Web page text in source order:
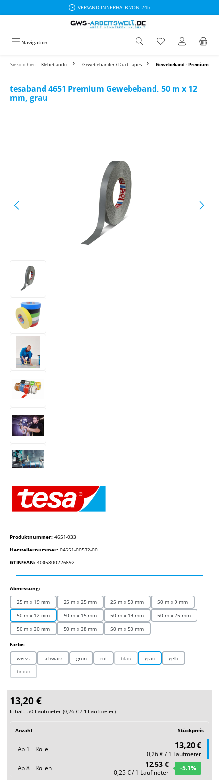
VERSAND INNERHALB VON 24h
Navigation
Sie sind hier: Klebebänder Gewebebänder / Duct-Tapes Gewebeband - Premium
tesaband 4651 Premium Gewebeband, 50 m x 12
mm, grau
Produktnummer: 4651-033
Herstellernummer: 04651-00572-00
GTIN/EAN: 4005800226892
Abmessung:auswählen
25 m x 19 mm 25 m x 25 mm 25 m x 50 mm
50 m x 9 mm
50 m x 12 mm
50 m x 15 mm 50 m x 19 mm
50 m x 25 mm
50 m x 30 mm
50 m x 38 mm 50 m x 50 mm
Farbe:auswählen
weiss schwarz grün rot blau
(Diese Option ist zurzeit nicht verfügbar.)
grau
gelb
braun
(Diese Option ist zurzeit nicht verfügbar.)
13,20 €
Inhalt: 50 Laufmeter (0,26 € / 1 Laufmeter)
Anzahl Stückpreis
Ab 1 Rolle 13,20 €
0,26 € / 1 Laufmeter
Ab8 Rollen 12,53 €
0,25 € / 1 Laufmeter
-5.1%